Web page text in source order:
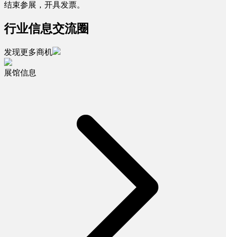
结束参展，开具发票。
行业信息交流圈
发现更多商机
展馆信息